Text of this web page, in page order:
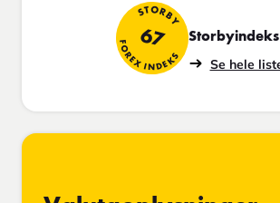
STORBY
67
FOREX INDEKS Storbyindeks
Se hele